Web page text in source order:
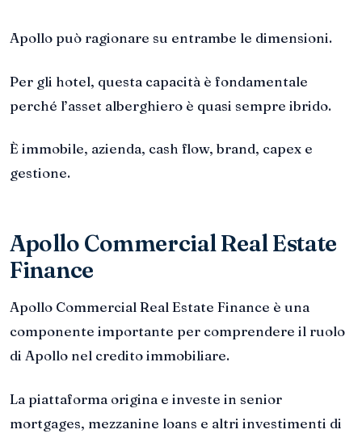
Apollo può ragionare su entrambe le dimensioni.
Per gli hotel, questa capacità è fondamentale
perché l’asset alberghiero è quasi sempre ibrido.
È immobile, azienda, cash flow, brand, capex e
gestione.
Apollo Commercial Real Estate
Finance
Apollo Commercial Real Estate Finance è una
componente importante per comprendere il ruolo
di Apollo nel credito immobiliare.
La piattaforma origina e investe in senior
mortgages, mezzanine loans e altri investimenti di